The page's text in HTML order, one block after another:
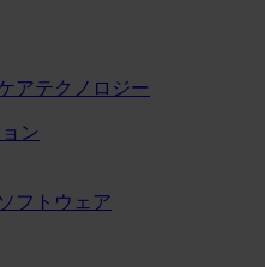
アテクノロジー
ン
フトウェア